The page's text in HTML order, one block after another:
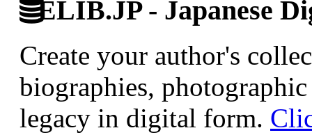
ELIB.JP - Japanese
Create your author's
biographies,
legacy in digital form.